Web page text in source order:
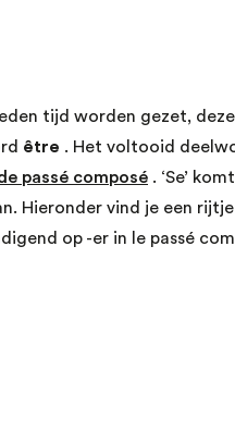
tijd worden gezet, deze
être . Het voltooid
passé composé . ‘Se’
Hieronder vind je een
op -er in le passé